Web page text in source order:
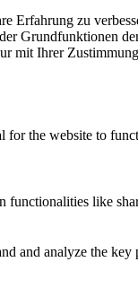
Erfahrung zu
Grundfunktionen
mit Ihrer
for the website to
like
and analyze the